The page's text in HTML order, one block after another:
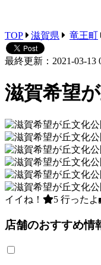
TOP 滋賀県 竜王町
最終更新：2021-03-13
滋賀希望
イイね！ 5 行ったよ
店舗のおすすめ情